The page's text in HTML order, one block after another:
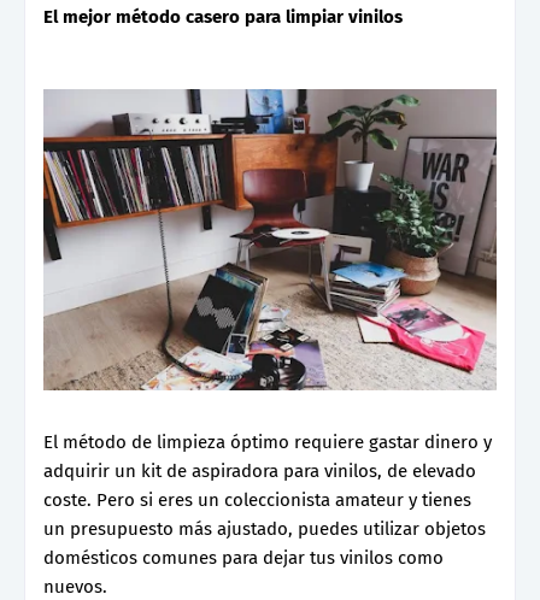
El mejor método casero para limpiar vinilos
El método de limpieza óptimo requiere gastar dinero y
adquirir un kit de aspiradora para vinilos, de elevado
coste. Pero si eres un coleccionista amateur y tienes
un presupuesto más ajustado, puedes utilizar objetos
domésticos comunes para dejar tus vinilos como
nuevos.